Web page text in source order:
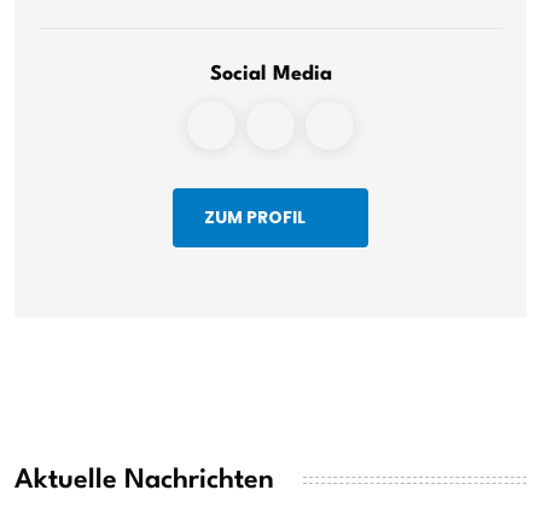
Social Media
ZUM PROFIL
Aktuelle Nachrichten